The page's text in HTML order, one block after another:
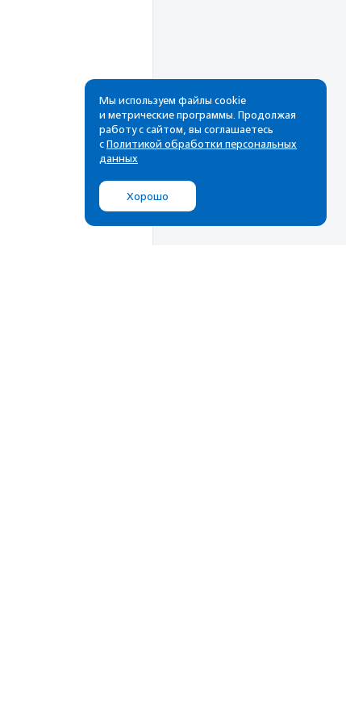
Рассылка
Cамые свежие новости,
почтовом ящике
Мы используем файлы cookie
и метрические программы. Продолжая
работу с сайтом, вы соглашаетесь
с Политикой обработки персональных
данных
Хорошо